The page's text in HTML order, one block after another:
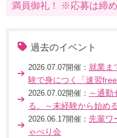
満員御礼！ ※応募は締
過去のイベント
2026.07.07開催： 就業ま
験で身につく「速習
2026.07.02開催： ～通勤
る。～未経験から始め
2026.06.17開催： 先輩ワ
ゃべり会